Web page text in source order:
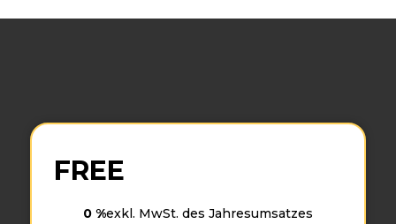
FREE
0 %exkl. MwSt. des Jahresumsatzes